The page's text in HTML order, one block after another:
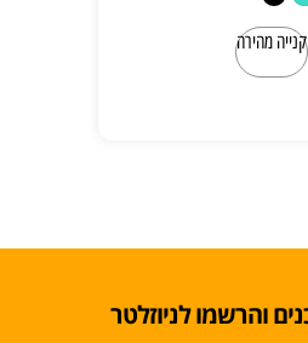
קנייה מהירה
והרשמו לניוזלטר